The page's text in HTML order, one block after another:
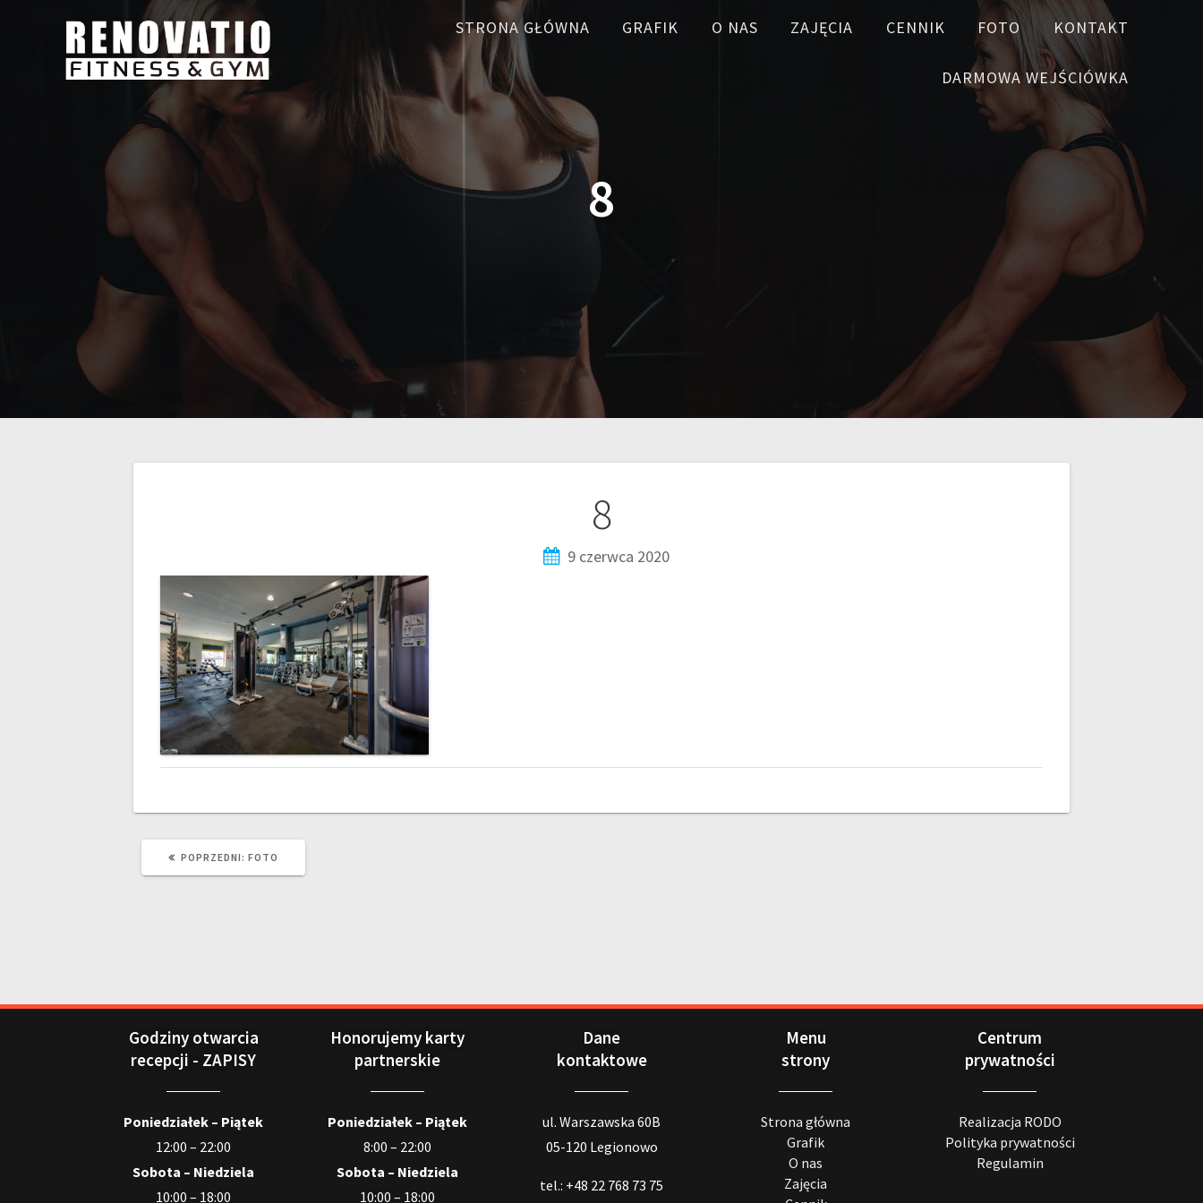
STRONA GŁÓWNA GRAFIK O NAS ZAJĘCIA CENNIK FOTO KONTAKT
DARMOWA WEJŚCIÓWKA
8
8
9 czerwca 2020
POPRZEDNI: FOTO
Godziny otwarcia
recepcji - ZAPISY
Poniedziałek – Piątek
12:00 – 22:00
Sobota – Niedziela
10:00 – 18:00
Honorujemy karty
partnerskie
Poniedziałek – Piątek
8:00 – 22:00
Sobota – Niedziela
10:00 – 18:00
Dane
kontaktowe
ul. Warszawska 60B
05-120 Legionowo
tel.: +48 22 768 73 75
Menu
strony
Strona główna
Grafik
O nas
Zajęcia
Centrum
prywatności
Realizacja RODO
Polityka prywatności
Regulamin